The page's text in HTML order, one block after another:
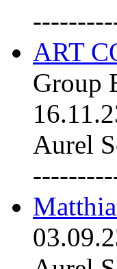
ART
Group
Aurel